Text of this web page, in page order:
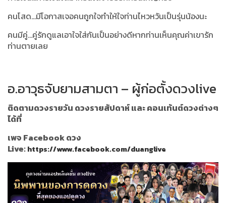
คนโสด...มีโอกาสเจอคนถูกใจทำให้ใจท่านไหวหวันเป็นรุ่นน้องนะ
คนมีคู่...คู่รักดูแลเอาใจใส่กันเป็นอย่างดีหากท่านเห็นคุณค่าเขารัก
ท่านตายเลย
อ.อาวุธจับยามสามตา – ผู้ก่อตั้งดวงlive
ติดตามดวงรายวัน ดวงรายสัปดาห์ และ คอนเท้นต์ดวงต่างๆ
ได้ที่
เพจ Facebook ดวง
Live:https://www.facebook.com/duanglive